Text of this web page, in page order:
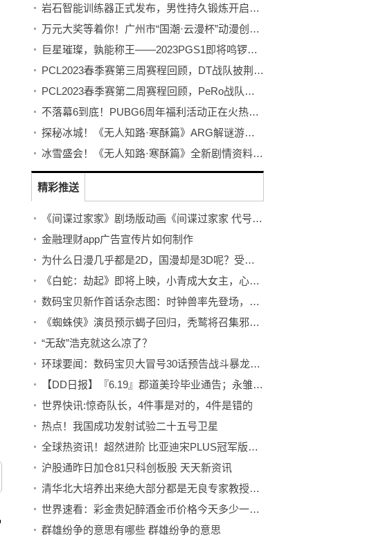
岩石智能训练器正式发布，男性持久锻炼开启智能浪潮
万元大奖等着你！广州市“国潮·云漫杯”动漫创作大赛开赛！
巨星璀璨，孰能称王——2023PGS1即将鸣锣开赛！
PCL2023春季赛第三周赛程回顾，DT战队披荆斩棘登顶周冠
PCL2023春季赛第二周赛程回顾，PeRo战队绝地反击夺桂冠
不落幕6到底！PUBG6周年福利活动正在火热开启！
探秘冰城！《无人知路·寒酥篇》ARG解谜游戏！打破次元的更多可能！
冰雪盛会！《无人知路·寒酥篇》全新剧情资料片发布！ARG解谜游戏
精彩推送
《间谍过家家》剧场版动画《间谍过家家 代号：白》公开先导视觉图，12月22日上映
金融理财app广告宣传片如何制作
为什么日漫几乎都是2D，国漫却是3D呢？受众和从业者太过依赖了|实时焦点
《白蛇：劫起》即将上映，小青成大女主，心怀执念勇闯修罗城_全球观点
数码宝贝新作首话杂志图：时钟兽率先登场，伽马兽迎来成熟期！ 世界微头条
《蜘蛛侠》演员预示蝎子回归，秃鹫将召集邪恶六人组对抗蜘蛛侠_全球快资讯
“无敌”浩克就这么凉了？
环球要闻：数码宝贝大冒号30话预告战斗暴龙兽进化登场大战十字兽
【DD日报】『6.19』郡道美玲毕业通告；永雏塔菲二周年预告及夏装披露 世界视讯
世界快讯:惊奇队长，4件事是对的，4件是错的
热点！我国成功发射试验二十五号卫星
全球热资讯！超然进阶 比亚迪宋PLUS冠军版正式上市 售价15.98万元-20.98万元
沪股通昨日加仓81只科创板股 天天新资讯
清华北大培养出来绝大部分都是无良专家教授汉奸|今日聚焦
世界速看：彩金贵妃醉酒金币价格今天多少一克（2023年06月20日）
群雄纷争的意思有哪些 群雄纷争的意思